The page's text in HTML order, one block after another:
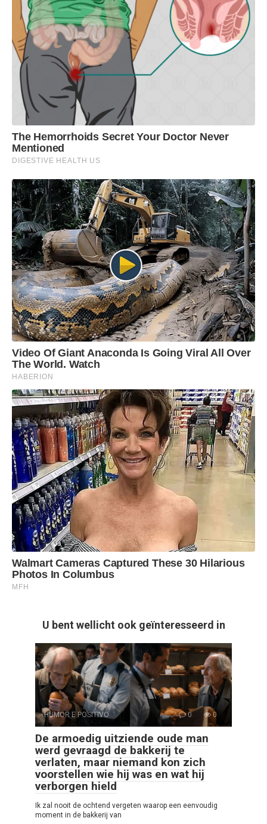
U bent wellicht ook geïnteresseerd in
HUMOR E POSITIVO 0 0
De armoedig uitziende oude man
werd gevraagd de bakkerij te
verlaten, maar niemand kon zich
voorstellen wie hij was en wat hij
verborgen hield
Ik zal nooit de ochtend vergeten waarop een eenvoudig
moment in de bakkerij van